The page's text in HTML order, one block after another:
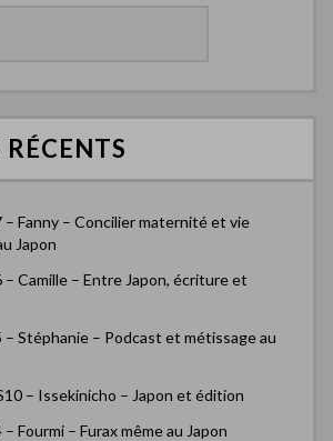
Fanny – Concilier maternité et vie
Japon
Camille – Entre Japon, écriture et
Stéphanie – Podcast et métissage au
– Issekinicho – Japon et édition
Fourmi – Furax même au Japon